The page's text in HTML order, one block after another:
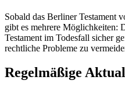
Sobald das Berliner Testament
gibt es mehrere Möglichkeiten:
Testament im Todesfall sicher
rechtliche Probleme zu
Regelmäßige